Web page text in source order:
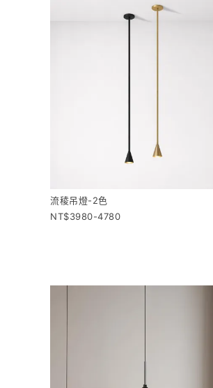
流稜吊燈-2色
3980-4780